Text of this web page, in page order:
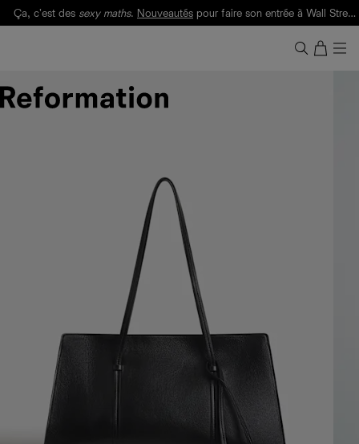
Ça, c'est des sexy maths. Nouveautés pour faire son entrée à Wall Street.